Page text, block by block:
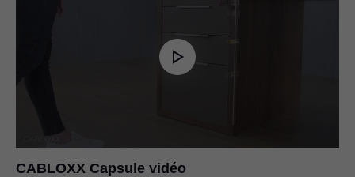
CABLOXX Capsule vidéo